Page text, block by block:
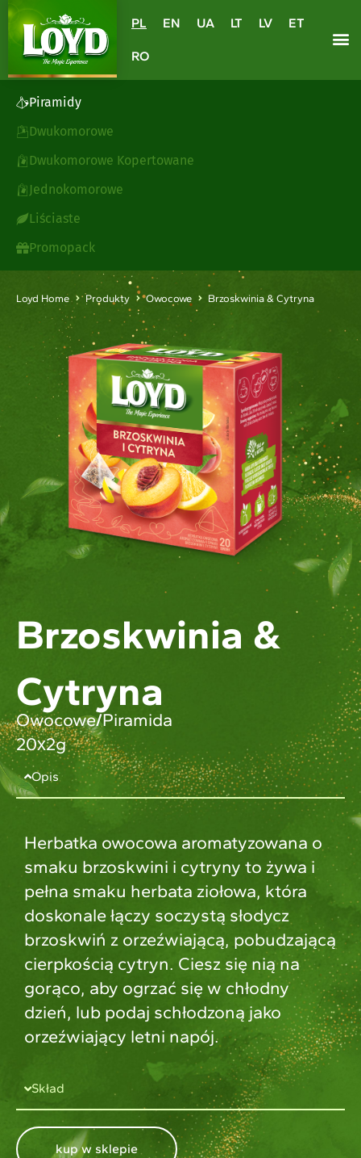
PL EN UA LT LV ET
RO
Piramidy
Dwukomorowe
Dwukomorowe Kopertowane
Jednokomorowe
Liściaste
Promopack
Loyd Home Produkty Owocowe Brzoskwinia & Cytryna
Brzoskwinia &
Cytryna
Owocowe/Piramida
20х2g
Opis
Herbatka owocowa aromatyzowana o
smaku brzoskwini i cytryny to żywa i
pełna smaku herbata ziołowa, która
doskonale łączy soczystą słodycz
brzoskwiń z orzeźwiającą, pobudzającą
cierpkością cytryn. Ciesz się nią na
gorąco, aby ogrzać się w chłodny
dzień, lub podaj schłodzoną jako
orzeźwiający letni napój.
Skład
kup w sklepie